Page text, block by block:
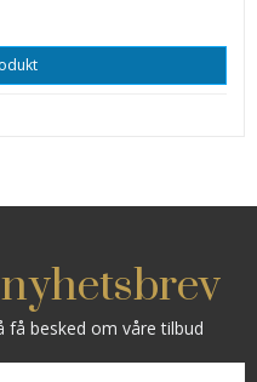
få besked om våre tilbud